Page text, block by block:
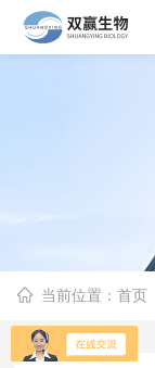
当前位置：首页